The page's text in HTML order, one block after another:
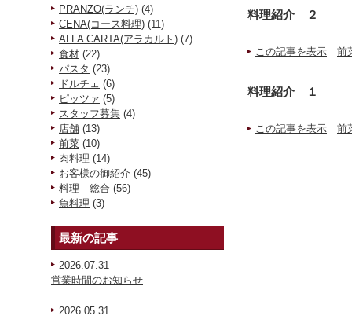
PRANZO(ランチ) (4)
CENA(コース料理) (11)
ALLA CARTA(アラカルト) (7)
食材 (22)
パスタ (23)
ドルチェ (6)
ピッツァ (5)
スタッフ募集 (4)
店舗 (13)
前菜 (10)
肉料理 (14)
お客様の御紹介 (45)
料理 総合 (56)
魚料理 (3)
最新の記事
2026.07.31
営業時間のお知らせ
2026.05.31
料理紹介 ２
この記事を表示 ｜ 前
料理紹介 １
この記事を表示 ｜ 前